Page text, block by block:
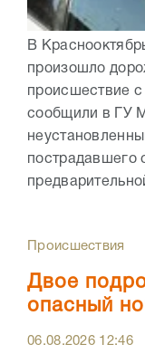
В
произошло
происшествие
сообщили в ГУ
пострадавшего
Происшествия
Двое
опасный
06.08.2026 12:46